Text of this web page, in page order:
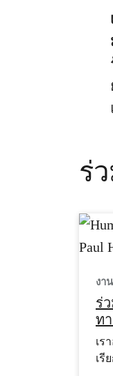
ร่
งา
ร่
ท
เร
เรี